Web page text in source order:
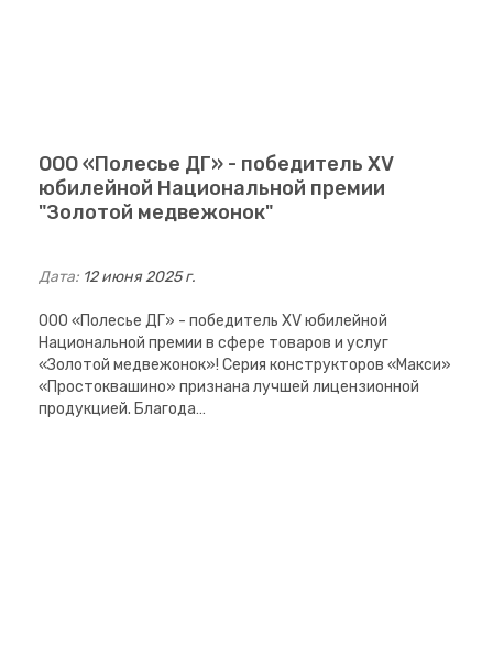
ООО «Полесье ДГ» - победитель XV
юбилейной Национальной премии
"Золотой медвежонок"
Дата: 12 июня 2025 г.
ООО «Полесье ДГ» - победитель XV юбилейной
Национальной премии в сфере товаров и услуг
«Золотой медвежонок»! Серия конструкторов «Макси»
«Простоквашино» признана лучшей лицензионной
продукцией. Благода…